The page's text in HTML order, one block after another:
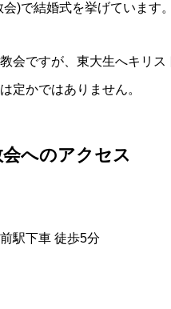
)で結婚式を挙げています。
会ですが、東大生へキリ
定かではありません。
会へのアクセス
駅下車 徒歩5分